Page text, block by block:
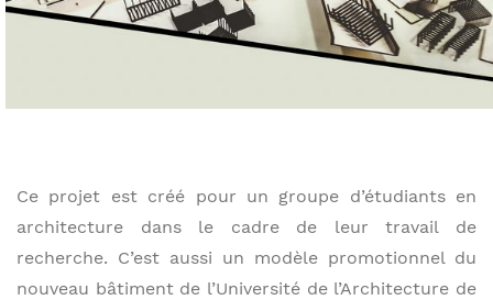
Ce projet est créé pour un groupe d’étudiants en
architecture dans le cadre de leur travail de
recherche. C’est aussi un modèle promotionnel du
nouveau bâtiment de l’Université de l’Architecture de